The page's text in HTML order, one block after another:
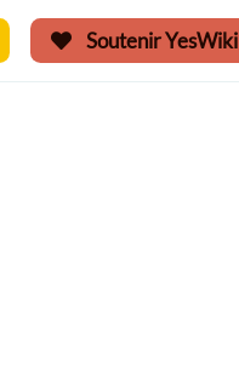
Soutenir YesWiki